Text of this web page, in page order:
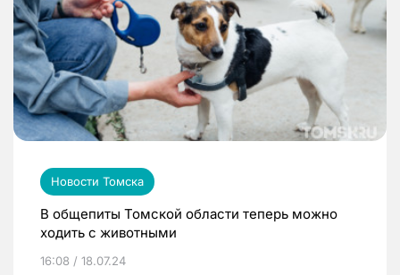
Новости Томска
В общепиты Томской области теперь можно
ходить с животными
16:08 / 18.07.24